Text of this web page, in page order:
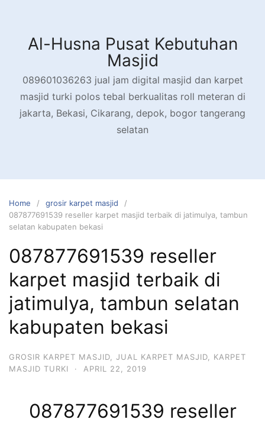
contentAl-Husna Pusat Kebutuhan
Masjid
089601036263 jual jam digital masjid dan karpet
masjid turki polos tebal berkualitas roll meteran di
jakarta, Bekasi, Cikarang, depok, bogor tangerang
selatan
Home
grosir karpet masjid
087877691539 reseller karpet masjid terbaik di jatimulya, tambun
selatan kabupaten bekasi
087877691539 reseller
karpet masjid terbaik di
jatimulya, tambun selatan
kabupaten bekasi
GROSIR KARPET MASJID JUAL KARPET MASJID
KARPET
MASJID TURKI
· APRIL 22, 2019
087877691539 reseller